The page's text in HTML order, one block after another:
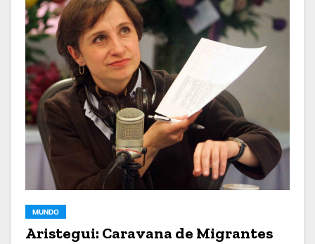
MUNDO
Aristegui: Caravana de Migrantes